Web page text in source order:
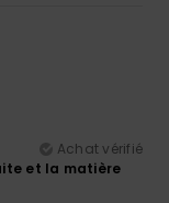
Achat vérifié
et la matière